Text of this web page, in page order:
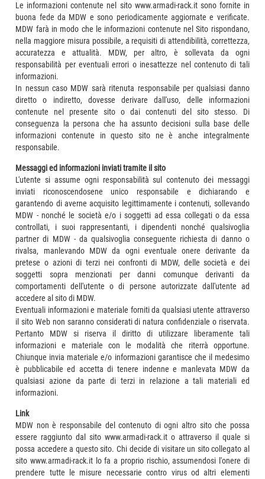
Le informazioni contenute nel sito www.armadi-rack.it sono fornite in
buona fede da MDW e sono periodicamente aggiornate e verificate.
MDW farà in modo che le informazioni contenute nel Sito rispondano,
nella maggiore misura possibile, a requisiti di attendibilità, correttezza,
accuratezza e attualità. MDW, per altro, è sollevata da ogni
responsabilità per eventuali errori o inesattezze nel contenuto di tali
informazioni.
In nessun caso MDW sarà ritenuta responsabile per qualsiasi danno
diretto o indiretto, dovesse derivare dall'uso, delle informazioni
contenute nel presente sito o dai contenuti del sito stesso. Di
conseguenza la persona che ha assunto decisioni sulla base delle
informazioni contenute in questo sito ne è anche integralmente
responsabile.
Messaggi ed informazioni inviati tramite il sito
L'utente si assume ogni responsabilità sul contenuto dei messaggi
inviati riconoscendosene unico responsabile e dichiarando e
garantendo di averne acquisito legittimamente i contenuti, sollevando
MDW - nonché le società e/o i soggetti ad essa collegati o da essa
controllati, i suoi rappresentanti, i dipendenti nonché qualsivoglia
partner di MDW - da qualsivoglia conseguente richiesta di danno o
rivalsa, manlevando MDW da ogni eventuale onere derivante da
pretese o azioni di terzi nei confronti di MDW, delle società e dei
soggetti sopra menzionati per danni comunque derivanti da
comportamenti dell'utente o di persone autorizzate dall'utente ad
accedere al sito di MDW.
Eventuali informazioni e materiale forniti da qualsiasi utente attraverso
il sito Web non saranno considerati di natura confidenziale o riservata.
Pertanto MDW si riserva il diritto di utilizzare liberamente tali
informazioni e materiale con le modalità che riterrà opportune.
Chiunque invia materiale e/o informazioni garantisce che il medesimo
è pubblicabile ed accetta di tenere indenne e manlevata MDW da
qualsiasi azione da parte di terzi in relazione a tali materiali ed
informazioni.
Link
MDW non è responsabile del contenuto di ogni altro sito che possa
essere raggiunto dal sito www.armadi-rack.it o attraverso il quale si
possa accedere a questo sito. Chi decide di visitare un sito collegato al
sito www.armadi-rack.it lo fa a proprio rischio, assumendosi l'onere di
prendere tutte le misure necessarie contro virus od altri elementi